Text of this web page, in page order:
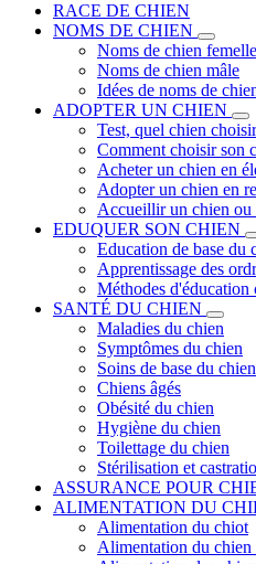
RACE DE CHIEN
NOMS DE CHIEN
Noms de chien femelle
Noms de chien mâle
Idées de noms de
ADOPTER UN CHIEN
Test, quel chien
Comment choisir son
Acheter un chien en
Adopter un chien en
Accueillir un chien ou
EDUQUER SON CHIEN
Education de base du
Apprentissage des
Méthodes d'éducation
SANTÉ DU CHIEN
Maladies du chien
Symptômes du chien
Soins de base du chien
Chiens âgés
Obésité du chien
Hygiène du chien
Toilettage du chien
Stérilisation et
ASSURANCE POUR
ALIMENTATION DU
Alimentation du chiot
Alimentation du chien